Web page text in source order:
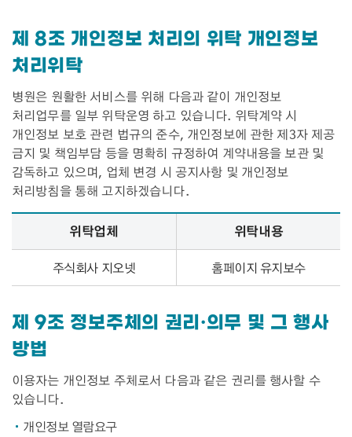
제 8조 개인정보 처리의 위탁 개인정보
처리위탁
병원은 원활한 서비스를 위해 다음과 같이 개인정보
처리업무를 일부 위탁운영 하고 있습니다. 위탁계약 시
개인정보 보호 관련 법규의 준수, 개인정보에 관한 제3자 제공
금지 및 책임부담 등을 명확히 규정하여 계약내용을 보관 및
감독하고 있으며, 업체 변경 시 공지사항 및 개인정보
처리방침을 통해 고지하겠습니다.
개인정보 처리의 위탁 개인정보 처리위탁 – 위탁업체, 위탁내용 정보 제공
위탁업체 위탁내용
주식회사 지오넷 홈페이지 유지보수
제 9조 정보주체의 권리·의무 및 그 행사
방법
이용자는 개인정보 주체로서 다음과 같은 권리를 행사할 수
있습니다.
개인정보 열람요구